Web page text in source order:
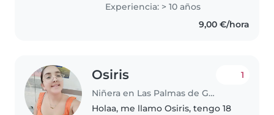
cocinar ,me gustan las
Experiencia: > 10 años
9,00 €/hora
Osiris
Niñera en Las Palmas de Gran Canaria
1
Holaa, me llamo Osiris, tengo 18